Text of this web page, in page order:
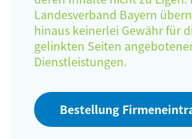
Landesverband Bayern
hinaus keinerlei Gewähr für
gelinkten Seiten
Dienstleistungen.
Bestellung